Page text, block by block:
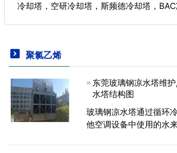
冷却塔，空研冷却塔，斯频德冷却塔，BAC
聚氯乙烯
东莞玻璃钢凉水塔维
水塔结构图
玻璃钢凉水塔通过循环
他空调设备中使用的水